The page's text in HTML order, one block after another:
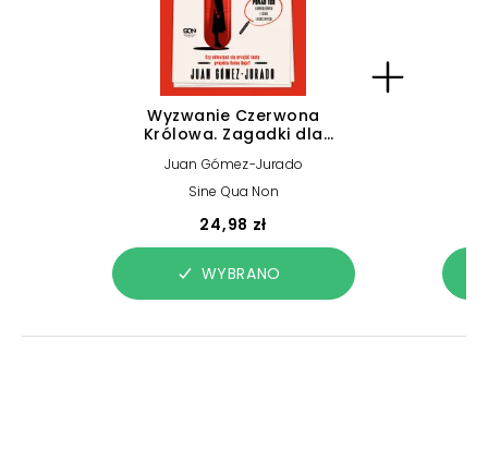
Wyzwanie Czerwona
Królowa. Zagadki dla
wyjątkowych umysłów
Juan Gómez-Jurado
Sine Qua Non
24,98 zł
WYBRANO